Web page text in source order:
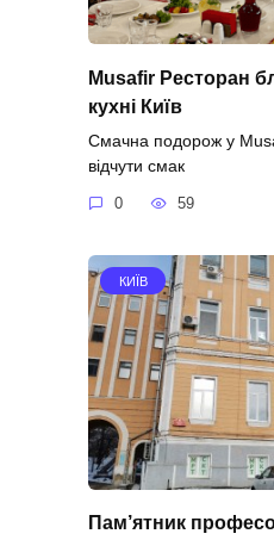
Musafir Ресторан
кухні Київ
Смачна подорож у
відчути смак
0 59
КИЇВ
Пам’ятник